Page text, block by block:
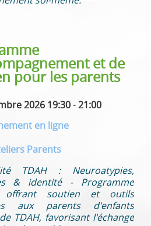
et de
pour les parents
2026 19:30 -21:00
en ligne
Parents
TDAH : Neuroatypies,
& identité - Programme
offrant soutien et outils
aux parents d'enfants
TDAH, favorisant l'échange